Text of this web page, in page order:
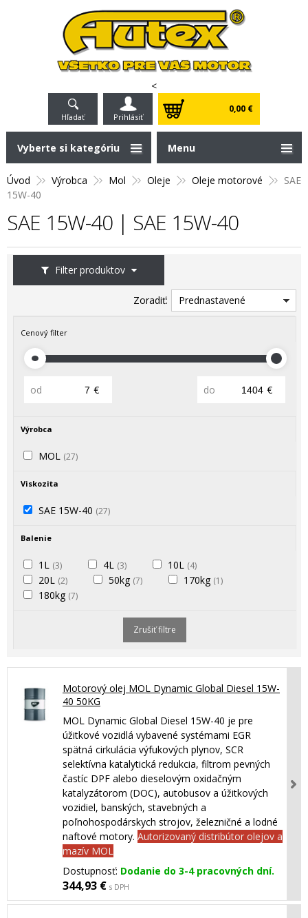
<
Hľadať Prihlásiť
0,00 €
Úvod Výrobca Mol Oleje Oleje motorové
SAE
15W-40
SAE 15W-40 | SAE 15W-40
Filter produktov
Zoradiť: Prednastavené
Cenový filter
od € do €
Výrobca
MOL (27)
Viskozita
SAE 15W-40 (27)
Balenie
1L (3) 4L (3) 10L (4)
20L (2) 50kg (7) 170kg (1)
180kg (7)
Zrušiť filtre
Motorový olej MOL Dynamic Global Diesel 15W-
40 50KG
MOL Dynamic Global Diesel 15W-40 je pre
úžitkové vozidlá vybavené systémami EGR
spätná cirkulácia výfukových plynov, SCR
selektívna katalytická redukcia, filtrom pevných
častíc DPF alebo dieselovým oxidačným
katalyzátorom (DOC), autobusov a úžitkových
vozidiel, banských, stavebných a
poľnohospodárskych strojov, železničné a lodné
naftové motory. Autorizovaný distribútor olejov a
mazív MOL
Dostupnosť: Dodanie do 3-4 pracovných dní.
344,93 € s DPH
Vyberte si kategóriu Menu